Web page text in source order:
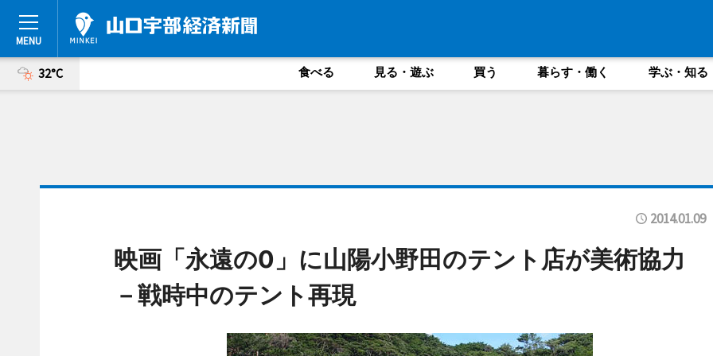
32°C 食べる 見る・遊ぶ 買う 暮らす・働く 学ぶ・知る
2014.01.09
映画「永遠の0」に山陽小野田のテント店が美術協力
－戦時中のテント再現